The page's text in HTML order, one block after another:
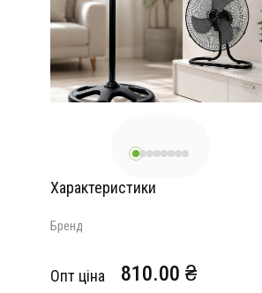
Характеристики
Бренд
Опт ціна 810.00 ₴